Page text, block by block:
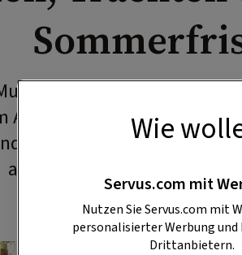
und Schützenwesen
Attersee seit Generationen.
Brauchtum im
an junge Menschen
Anzeige
Wie
Servus.com mit
Nutzen Sie Servus.com mit
personalisierter Werbung
Drittanbietern.